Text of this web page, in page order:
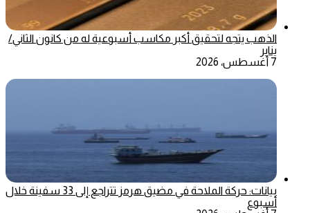
الذهب يتجه لتحقيق أكبر مكاسب أسبوعية له من كانون الثاني/
يناير
7 أغسطس، 2026
بيانات: حركة الملاحة في مضيق هرمز تتراجع إلى 33 سفينة خلال
أسبوع